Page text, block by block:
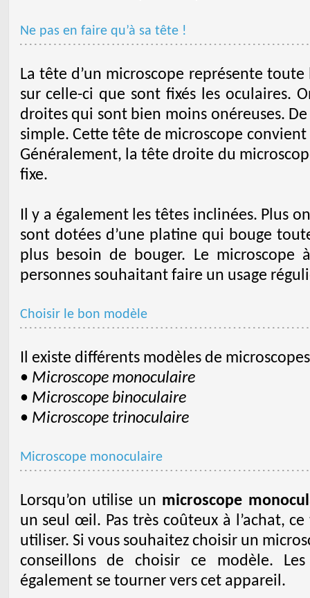
Ne pas en faire qu’à sa tête !
La tête d’un microscope représente
sur celle-ci que sont fixés les oculaires.
droites qui sont bien moins onéreuses.
simple. Cette tête de microscope
Généralement, la tête droite du
fixe.
Il y a également les têtes inclinées. Plus
sont dotées d’une platine qui bouge
plus besoin de bouger. Le
personnes souhaitant faire un usage
Choisir le bon modèle
Il existe différents modèles de
• Microscope monoculaire
• Microscope binoculaire
• Microscope trinoculaire
Microscope monoculaire
Lorsqu’on utilise un microscope
un seul œil. Pas très coûteux à l’achat,
utiliser. Si vous souhaitez choisir un
conseillons de choisir ce modèle.
également se tourner vers cet appareil.